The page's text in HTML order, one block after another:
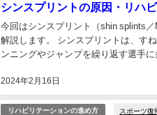
シンスプリントの原因・リハ
2024年2月16日
今回はシンスプリント（shin splints
解説します。 シンスプリントは、す
ンニングやジャンプを繰り返す選手
リハビリテーションの進め方 スポーツ復